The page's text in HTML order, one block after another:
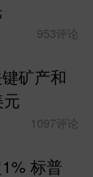
953评论
矿产和
1097评论
标普